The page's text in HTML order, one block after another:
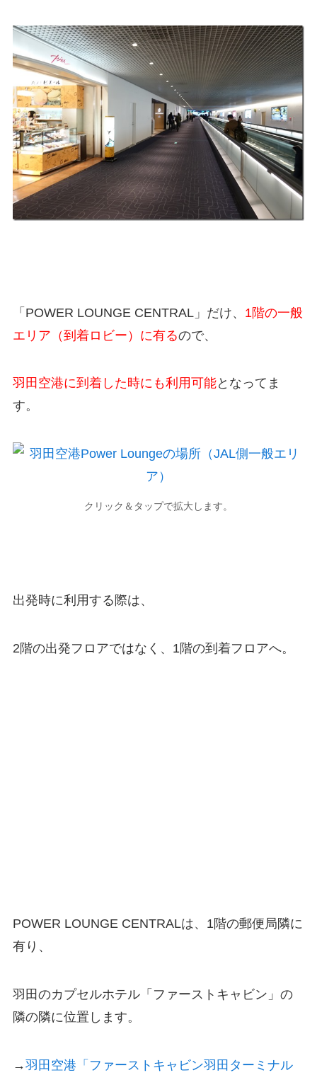
「POWER LOUNGE CENTRAL」だけ、 1階の一般
エリア（到着ロビー）に有るので、
羽田空港に到着した時にも利用可能となってま
す。
クリック＆タップで拡大します。
出発時に利用する際は、
2階の出発フロアではなく、1階の到着フロアへ。
POWER LOUNGE CENTRALは、1階の郵便局隣に
有り、
羽田のカプセルホテル「ファーストキャビン」の
隣の隣に位置します。
→羽田空港「ファーストキャビン羽田ターミナル